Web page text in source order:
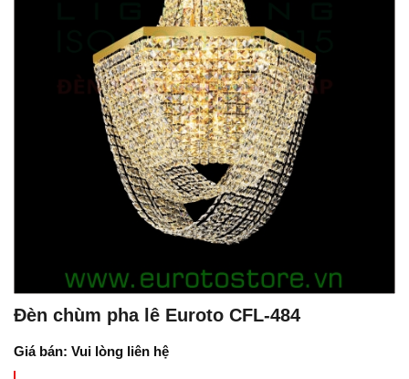
Đèn chùm pha lê Euroto CFL-484
Giá bán: Vui lòng liên hệ